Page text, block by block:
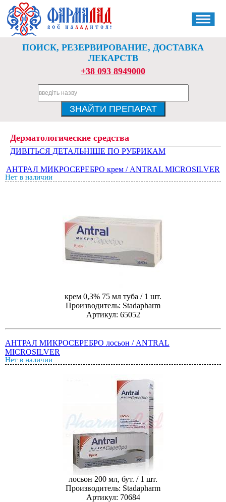
ПОИСК, РЕЗЕРВИРОВАНИЕ, ДОСТАВКА
ЛЕКАРСТВ
+38 093 8949000
Дерматологические средства
ДИВІТЬСЯ ДЕТАЛЬНІШЕ ПО РУБРИКАМ
АНТРАЛ МИКРОСЕРЕБРО крем / ANTRAL MICROSILVER
Нет в наличии
крем 0,3% 75 мл туба / 1 шт.
Производитель: Stadapharm
Артикул: 65052
АНТРАЛ МИКРОСЕРЕБРО лосьон / ANTRAL
MICROSILVER
Нет в наличии
лосьон 200 мл, бут. / 1 шт.
Производитель: Stadapharm
Артикул: 70684